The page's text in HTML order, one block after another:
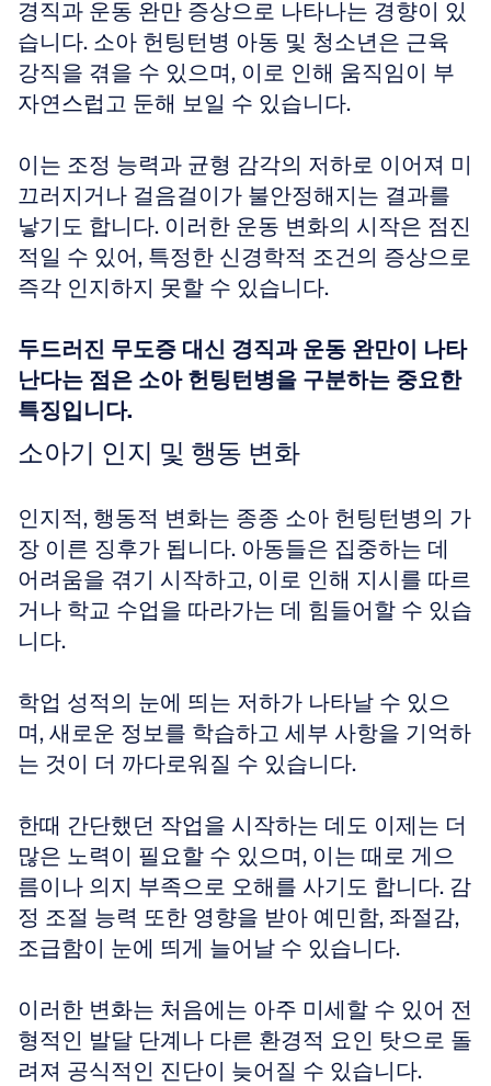
경직과 운동 완만 증상으로 나타나는 경향이 있
습니다. 소아 헌팅턴병 아동 및 청소년은 근육
강직을 겪을 수 있으며, 이로 인해 움직임이 부
자연스럽고 둔해 보일 수 있습니다.
이는 조정 능력과 균형 감각의 저하로 이어져 미
끄러지거나 걸음걸이가 불안정해지는 결과를
낳기도 합니다. 이러한 운동 변화의 시작은 점진
적일 수 있어, 특정한 신경학적 조건의 증상으로
즉각 인지하지 못할 수 있습니다.
두드러진 무도증 대신 경직과 운동 완만이 나타
난다는 점은 소아 헌팅턴병을 구분하는 중요한
특징입니다.
소아기 인지 및 행동 변화
인지적, 행동적 변화는 종종 소아 헌팅턴병의 가
장 이른 징후가 됩니다. 아동들은 집중하는 데
어려움을 겪기 시작하고, 이로 인해 지시를 따르
거나 학교 수업을 따라가는 데 힘들어할 수 있습
니다.
학업 성적의 눈에 띄는 저하가 나타날 수 있으
며, 새로운 정보를 학습하고 세부 사항을 기억하
는 것이 더 까다로워질 수 있습니다.
한때 간단했던 작업을 시작하는 데도 이제는 더
많은 노력이 필요할 수 있으며, 이는 때로 게으
름이나 의지 부족으로 오해를 사기도 합니다. 감
정 조절 능력 또한 영향을 받아 예민함, 좌절감,
조급함이 눈에 띄게 늘어날 수 있습니다.
이러한 변화는 처음에는 아주 미세할 수 있어 전
형적인 발달 단계나 다른 환경적 요인 탓으로 돌
려져 공식적인 진단이 늦어질 수 있습니다.